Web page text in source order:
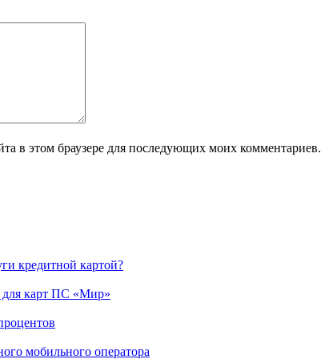
в этом браузере для последующих моих комментариев.
кредитной картой?
для карт ПС «Мир»
мобильного оператора